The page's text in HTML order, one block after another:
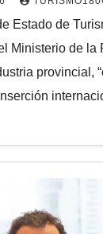
Estado de
Ministerio de la
provincial,